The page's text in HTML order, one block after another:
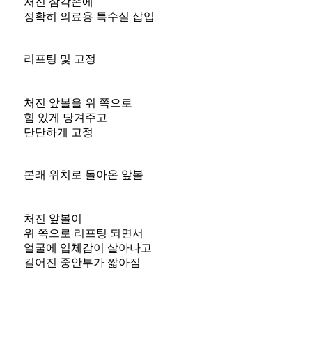
정확히 의료용 특수실 삽입
리프팅 및 고정
처진 앞볼을 위 쪽으로
힘 있게 당겨주고
단단하게 고정
본래 위치로 돌아온 앞볼
처진 앞볼이
위 쪽으로 리프팅 되면서
얼굴에 입체감이 살아나고
길어진 중안부가 짧아짐